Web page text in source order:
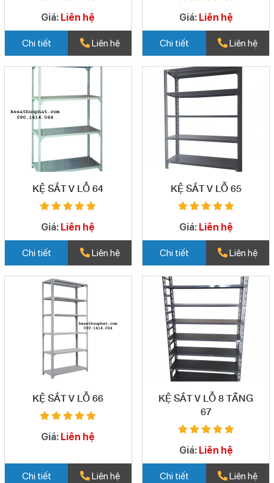
Giá: Liên hệ
Chi tiết Liên hệ
Giá: Liên hệ
Chi tiết Liên hệ
KỆ SẮT V LỖ 64
Giá: Liên hệ
Chi tiết Liên hệ
KỆ SẮT V LỖ 65
Giá: Liên hệ
Chi tiết Liên hệ
KỆ SẮT V LỖ 66
Giá: Liên hệ
Chi tiết Liên hệ
KỆ SẮT V LỖ 8 TẦNG
67
Giá: Liên hệ
Chi tiết Liên hệ